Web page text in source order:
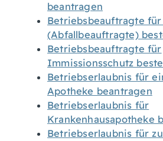
beantragen
Betriebsbeauftragte
(Abfallbeauftragte)
Betriebsbeauftragte für
Immissionsschutz
Betriebserlaubnis für
Apotheke beantragen
Betriebserlaubnis für
Krankenhausapotheke
Betriebserlaubnis für